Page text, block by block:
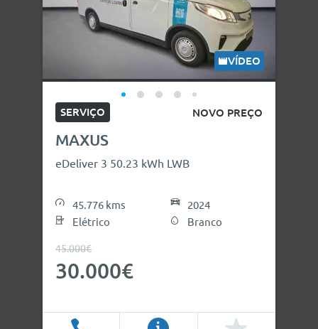
VÍDEO
SERVIÇO NOVO PREÇO
MAXUS
eDeliver 3 50.23 kWh LWB
45.776 kms
Elétrico
2024
Branco
45.000€
30.000€